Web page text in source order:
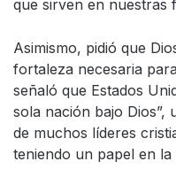
que sirven en nuestras
Asimismo, pidió que
fortaleza necesaria
señaló que Estados
sola nación bajo Dios”,
de muchos líderes
teniendo un papel en la